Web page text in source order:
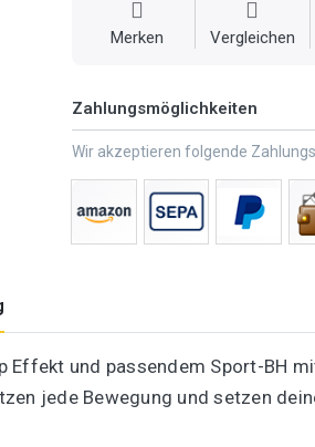
Merken Vergleichen
Zahlungsmöglichkeiten
Wir akzeptieren folgende
Effekt und passendem Sport-BH
jede Bewegung und setzen